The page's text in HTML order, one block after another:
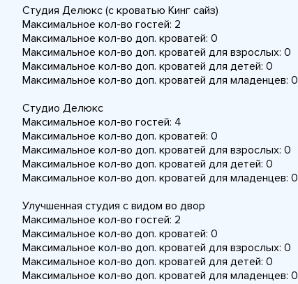
Студия Делюкс (с кроватью Кинг сайз)
Максимальное кол-во гостей: 2
Максимальное кол-во доп. кроватей: 0
Максимальное кол-во доп. кроватей для взрослых: 0
Максимальное кол-во доп. кроватей для детей: 0
Максимальное кол-во доп. кроватей для младенцев: 0
Студио Делюкс
Максимальное кол-во гостей: 4
Максимальное кол-во доп. кроватей: 0
Максимальное кол-во доп. кроватей для взрослых: 0
Максимальное кол-во доп. кроватей для детей: 0
Максимальное кол-во доп. кроватей для младенцев: 0
Улучшенная студия с видом во двор
Максимальное кол-во гостей: 2
Максимальное кол-во доп. кроватей: 0
Максимальное кол-во доп. кроватей для взрослых: 0
Максимальное кол-во доп. кроватей для детей: 0
Максимальное кол-во доп. кроватей для младенцев: 0